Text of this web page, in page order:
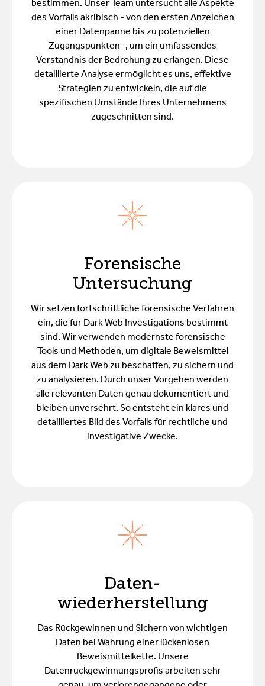
bestimmen. Unser Team untersucht alle Aspekte
des Vorfalls akribisch - von den ersten Anzeichen
einer Datenpanne bis zu potenziellen
Zugangspunkten –, um ein umfassendes
Verständnis der Bedrohung zu erlangen. Diese
detaillierte Analyse ermöglicht es uns, effektive
Strategien zu entwickeln, die auf die
spezifischen Umstände Ihres Unternehmens
zugeschnitten sind.
Forensische
Untersuchung
Wir setzen fortschrittliche forensische Verfahren
ein, die für Dark Web Investigations bestimmt
sind. Wir verwenden modernste forensische
Tools und Methoden, um digitale Beweismittel
aus dem Dark Web zu beschaffen, zu sichern und
zu analysieren. Durch unser Vorgehen werden
alle relevanten Daten genau dokumentiert und
bleiben unversehrt. So entsteht ein klares und
detailliertes Bild des Vorfalls für rechtliche und
investigative Zwecke.
Daten-
wiederherstellung
Das Rückgewinnen und Sichern von wichtigen
Daten bei Wahrung einer lückenlosen
Beweismittelkette. Unsere
Datenrückgewinnungsprofis arbeiten sehr